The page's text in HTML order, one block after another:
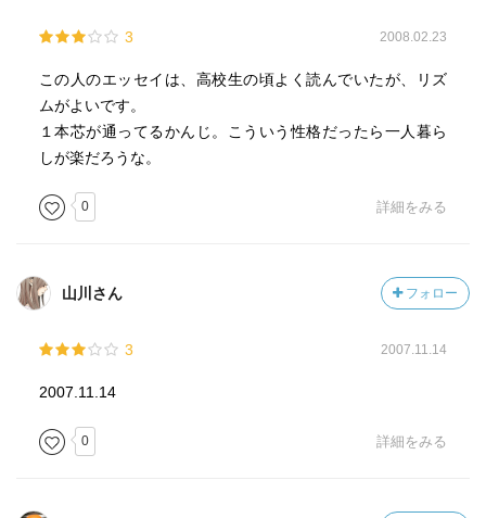
3 2008.02.23
この人のエッセイは、高校生の頃よく読んでいたが、リズ
ムがよいです。
１本芯が通ってるかんじ。こういう性格だったら一人暮ら
しが楽だろうな。
0 詳細をみる
山川さん フォロー
3 2007.11.14
2007.11.14
0 詳細をみる